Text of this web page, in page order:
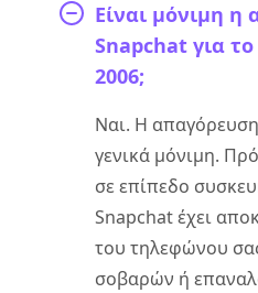
Είναι μόνιμη η
Snapchat για
2006;
Ναι. Η απαγόρευση
γενικά μόνιμη.
σε επίπεδο
Snapchat έχει
του τηλεφώνου
σοβαρών ή